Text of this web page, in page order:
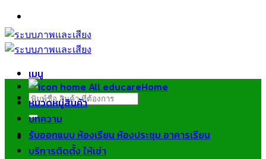
ข้าม
ไป
ยัง
เมนู
ค้นหา:
Home
หมวดหมู่สินค้า
บทความ
รับออกแบบ ห้องเรียน ห้องประชุม อาคารเรียน
บริการติดตั้ง ให้เช่า